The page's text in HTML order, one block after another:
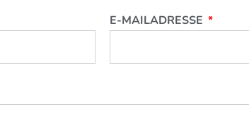
E-MAILADRESSE